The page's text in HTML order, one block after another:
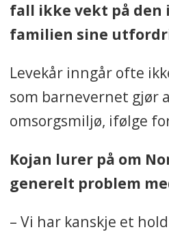
fall ikke vekt på den
familien sine
Levekår inngår ofte
som barnevernet gjør
omsorgsmiljø, ifølge
Kojan lurer på om
generelt problem
– Vi har kanskje et